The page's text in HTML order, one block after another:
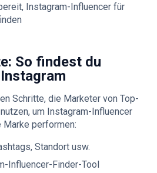
Instagram-Influencer für
So findest du
Schritte, die Marketer von Top-
um Instagram-Influencer
Marke performen:
Standort usw.
Influencer-Finder-Tool